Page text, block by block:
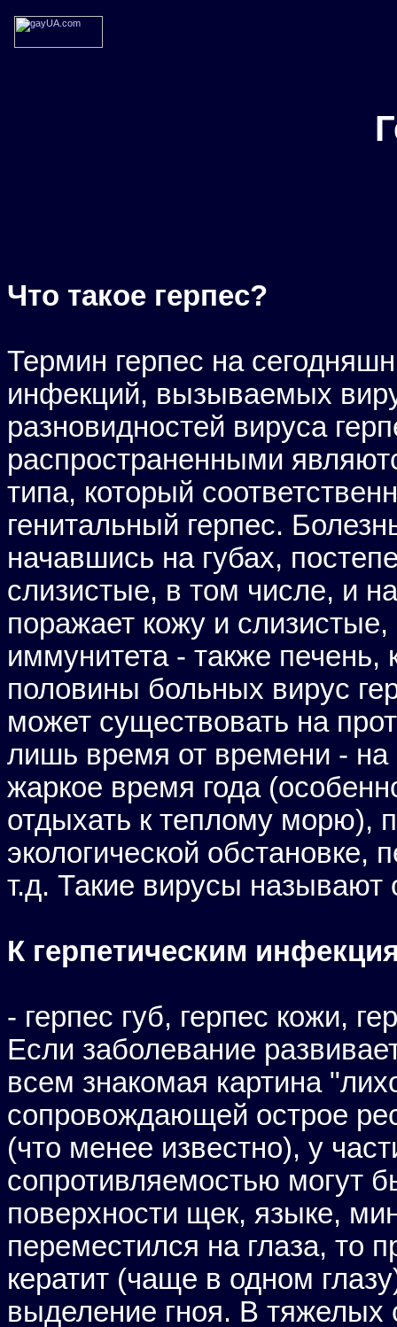
Что такое герпес?
Термин герпес на
инфекций, вызываемых
разновидностей вируса
распространенными
типа, который
генитальный герпес.
начавшись на губах,
слизистые, в том числе, и
поражает кожу и
иммунитета - также печень,
половины больных вирус
может существовать на
лишь время от времени - на
жаркое время года
отдыхать к теплому морю),
экологической
т.д. Такие вирусы называют
К герпетическим
- герпес губ, герпес кожи,
Если заболевание
всем знакомая картина
сопровождающей острое
(что менее известно), у
сопротивляемостью могут
поверхности щек, языке,
переместился на глаза, то
кератит (чаще в одном
выделение гноя. В